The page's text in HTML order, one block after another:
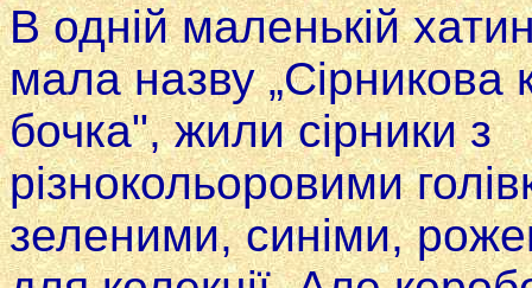
В одній маленькій
мала назву „Сірникова
бочка", жили сірники з
різнокольоровими
зеленими, синіми,